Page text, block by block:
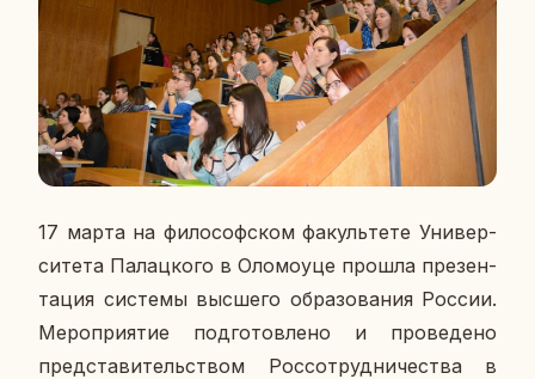
17 марта на фи­ло­соф­ском фа­куль­те­те Уни­вер­
си­те­та Па­лац­ко­го в Оло­мо­уце прошла пре­зен­
та­ция си­сте­мы выс­ше­го об­ра­зо­ва­ния России.
Ме­ро­при­я­тие под­го­тов­ле­но и про­ве­де­но
пред­ста­ви­тель­ством Рос­со­труд­ни­че­ства в